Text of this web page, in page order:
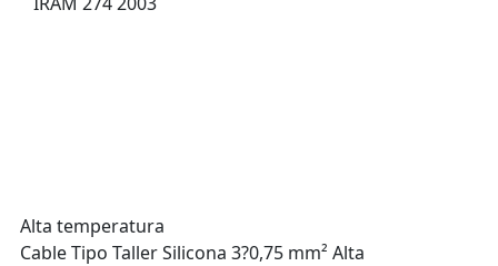
Alta temperatura
Cable Tipo Taller Silicona 3?0,75 mm² Alta